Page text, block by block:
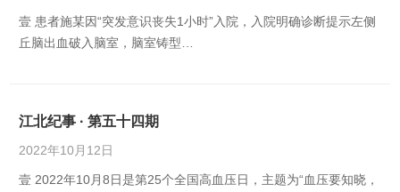
壹 患者施某因“突发意识丧失1小时”入院，入院明确诊断提示左侧
丘脑出血破入脑室，脑室铸型…
江北纪事 · 第五十四期
2022年10月12日
壹 2022年10月8日是第25个全国高血压日，主题为“血压要知晓，